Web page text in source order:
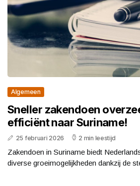
Algemeen
Sneller zakendoen
efficiënt naar Suriname!
25 februari 2026 2 min leestijd
Zakendoen in Suriname biedt
diverse groeimogelijkheden dankzij de